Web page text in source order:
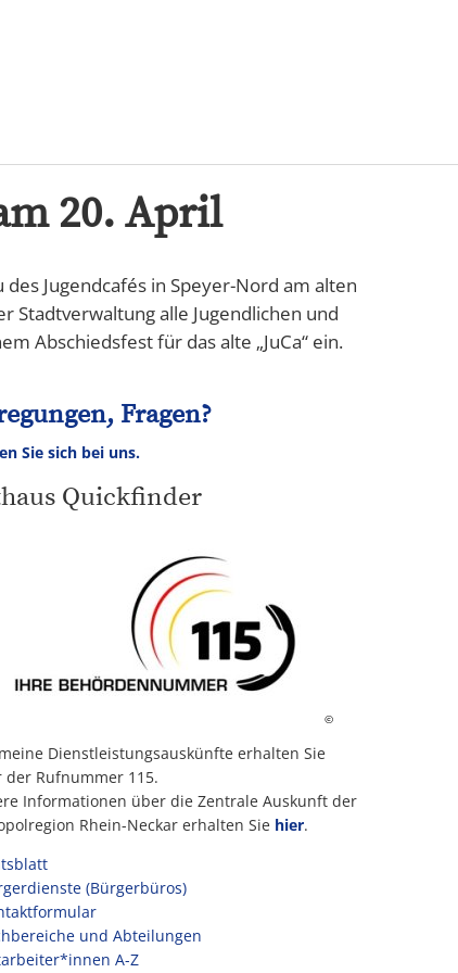
20. April
Jugendcafés in Speyer-Nord am alten
Stadtverwaltung alle Jugendlichen und
Abschiedsfest für das alte „JuCa“ ein.
Fragen?
Sie sich bei uns.
Quickfinder
©
Dienstleistungsauskünfte erhalten Sie
der Rufnummer 115.
Informationen über die Zentrale Auskunft der
Rhein-Neckar erhalten Sie hier.
(Bürgerbüros)
und Abteilungen
A-Z